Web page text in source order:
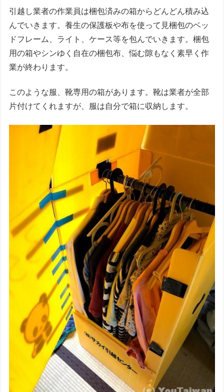
引越し業者の作業員は梱包済みの箱からどんどん積み込
んでいきます。養生の保護板や布を使って見梱包のベッ
ドフレーム、ライト、ケース等を包んでいきます。梱包
用の箱やシンゆく自在の梱包布、悩む隙もなく素早く作
業が終わります。
このような服、靴専用の箱があります。靴は業者が全部
片付けてくれますが、服は自分で箱に収納します。